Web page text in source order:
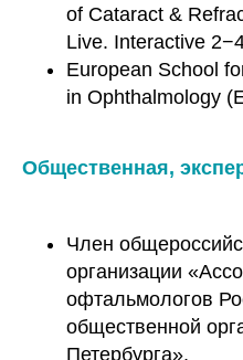
of Cataract &
Live. Interactive
European School
in Ophthalmology
Общественная,
Член
организации
офтальмологов
общественной
Петербурга»,